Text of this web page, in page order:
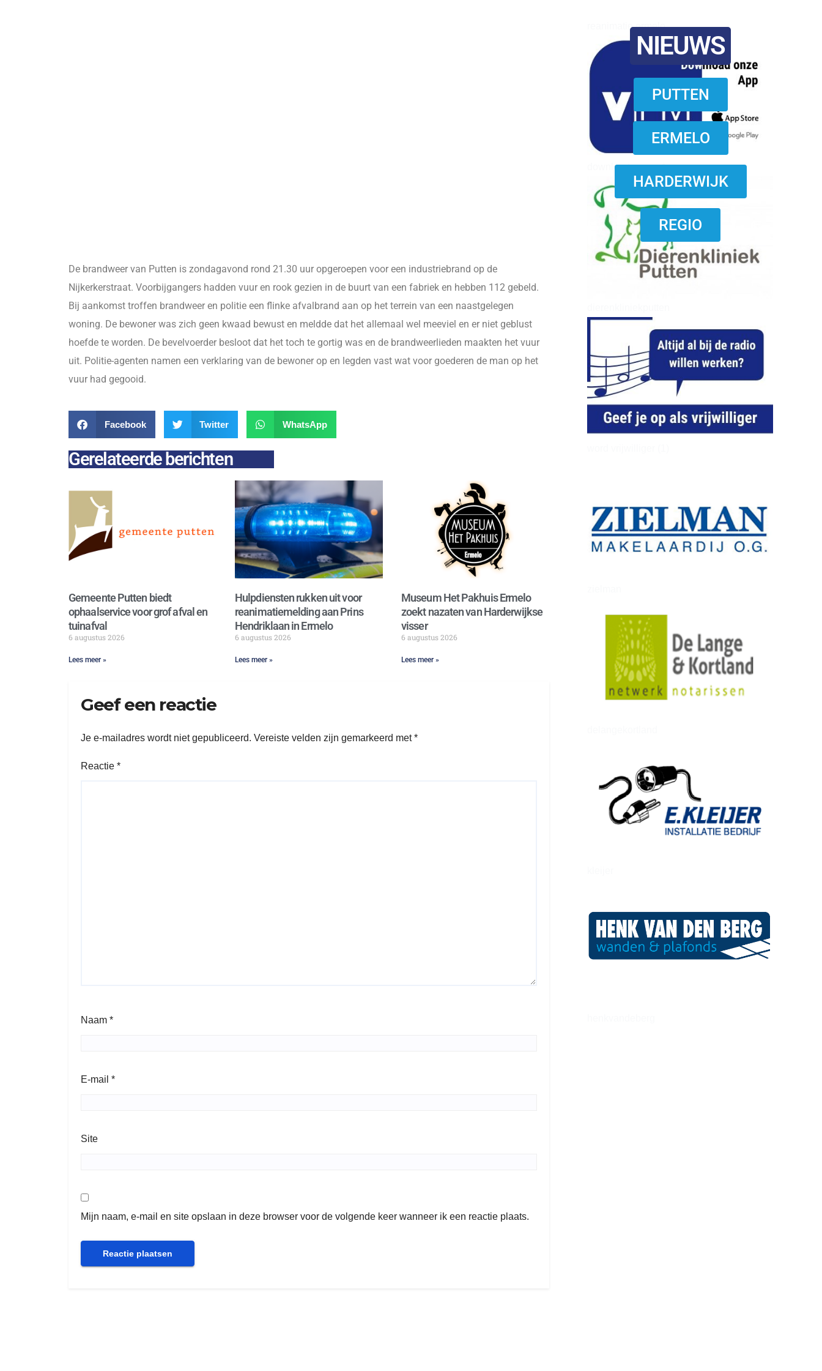
reanimatie ermelo
download onzze App
NIEUWS
PUTTEN
ERMELO
HARDERWIJK
REGIO
De brandweer van Putten is zondagavond rond 21.30 uur opgeroepen voor een industriebrand op de
Nijkerkerstraat. Voorbijgangers hadden vuur en rook gezien in de buurt van een fabriek en hebben 112 gebeld.
Bij aankomst troffen brandweer en politie een flinke afvalbrand aan op het terrein van een naastgelegen
woning. De bewoner was zich geen kwaad bewust en meldde dat het allemaal wel meeviel en er niet geblust
hoefde te worden. De bevelvoerder besloot dat het toch te gortig was en de brandweerlieden maakten het vuur
uit. Politie-agenten namen een verklaring van de bewoner op en legden vast wat voor goederen de man op het
vuur had gegooid.
Facebook Twitter WhatsApp
Gerelateerde berichten
Gemeente Putten biedt
ophaalservice voor grof afval en
tuinafval
6 augustus 2026
Lees meer »
Hulpdiensten rukken uit voor
reanimatiemelding aan Prins
Hendriklaan in Ermelo
6 augustus 2026
Lees meer »
Museum Het Pakhuis Ermelo
zoekt nazaten van Harderwijkse
visser
6 augustus 2026
Lees meer »
Geef een reactie
Je e-mailadres wordt niet gepubliceerd. Vereiste velden zijn gemarkeerd met*
Reactie *
Naam *
E-mail *
Site
Mijn naam, e-mail en site opslaan in deze browser voor de volgende keer wanneer ik een reactie plaats.